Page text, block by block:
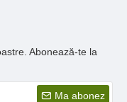
Abonează-te la
Ma abonez